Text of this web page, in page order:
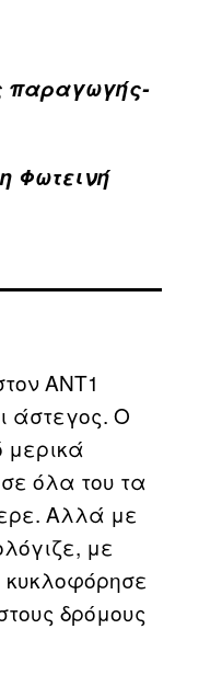
παραγωγής-
Φωτεινή
ΑΝΤ1
άστεγος. Ο
μερικά
όλα του τα
Αλλά με
με
δρόμους